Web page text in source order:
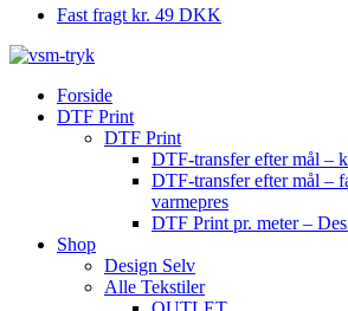
Fast fragt kr. 49 DKK
Forside
DTF Print
DTF Print
DTF-transfer efter mål –
DTF-transfer efter mål –
varmepres
DTF Print pr. meter –
Shop
Design Selv
Alle Tekstiler